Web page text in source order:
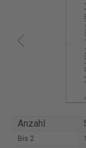
Anzahl
Bis 2